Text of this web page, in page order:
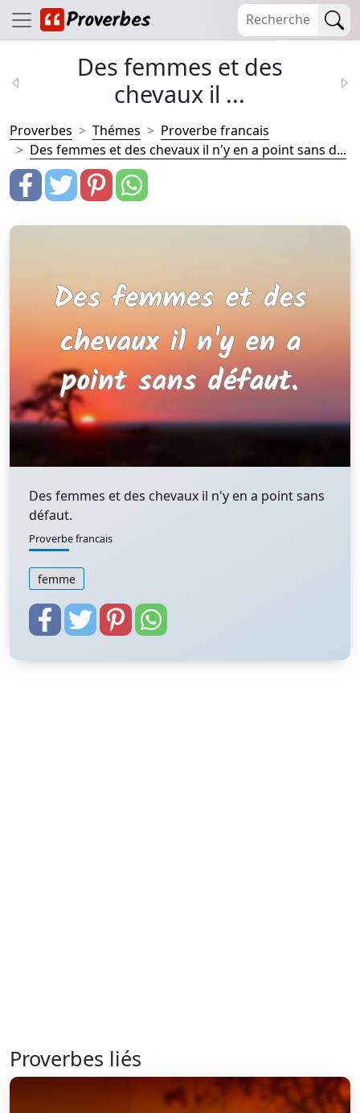
Des femmes et des
chevaux il ...
Proverbes Thémes
Proverbe francais
Des femmes et des chevaux il n'y en a point sans d...
Des femmes et des chevaux il n'y en a point sans
défaut.
Proverbe francais
femme
Proverbes liés